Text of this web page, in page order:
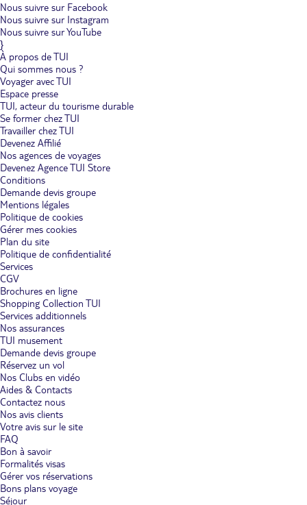
Nous suivre sur Facebook
Nous suivre sur Instagram
Nous suivre sur YouTube
}
À propos de TUI
Qui sommes nous ?
Voyager avec TUI
Espace presse
TUI, acteur du tourisme durable
Se former chez TUI
Travailler chez TUI
Devenez Affilié
Nos agences de voyages
Devenez Agence TUI Store
Conditions
Demande devis groupe
Mentions légales
Politique de cookies
Gérer mes cookies
Plan du site
Politique de confidentialité
Services
CGV
Brochures en ligne
Shopping Collection TUI
Services additionnels
Nos assurances
TUI musement
Demande devis groupe
Réservez un vol
Nos Clubs en vidéo
Aides & Contacts
Contactez nous
Nos avis clients
Votre avis sur le site
FAQ
Bon à savoir
Formalités visas
Gérer vos réservations
Bons plans voyage
Séjour